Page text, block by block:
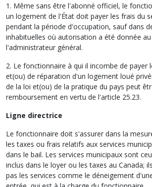
1. Même sans être l'abonné officiel, le
un logement de l'État doit payer les frais du
pendant la période d'occupation, sauf dans
inhabituelles où autorisation a été donnée
l'administrateur général.
2. Le fonctionnaire à qui il incombe de payer
et(ou) de réparation d'un logement loué
de la loi et(ou) de la pratique du pays peut
remboursement en vertu de l'article 25.23.
Ligne directrice
Le fonctionnaire doit s'assurer dans la
les taxes ou frais relatifs aux services
dans le bail. Les services municipaux sont
inclus dans le loyer ou les taxes au Canada;
pas les services comme le déneigement